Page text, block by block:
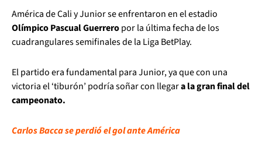
América de Cali y Junior se enfrentaron en el estadio
Olímpico Pascual Guerreropor la última fecha de los
cuadrangulares semifinales de la Liga BetPlay.
El partido era fundamental para Junior, ya que con una
victoria el ‘tiburón’ podría soñar con llegara la gran final del
campeonato.
Carlos Bacca se perdió el gol ante América